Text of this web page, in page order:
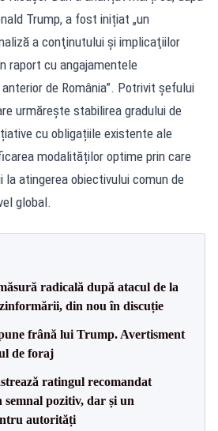
Trump, a fost inițiat „un
a conţinutului şi implicaţiilor
raport cu angajamentele
de România”. Potrivit șefului
urmărește stabilirea gradului de
cu obligațiile existente ale
modalităților optime prin care
la atingerea obiectivului comun de
global.
radicală după atacul de la
din nou în discuție
frână lui Trump. Avertisment
de foraj
ratingul recomandat
pozitiv, dar și un
autorități